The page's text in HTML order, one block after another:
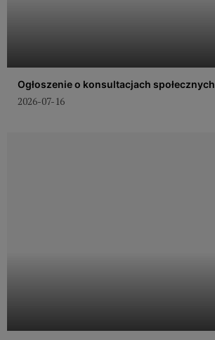
Ogłoszenie o konsultacjach społecznych
2026-07-16